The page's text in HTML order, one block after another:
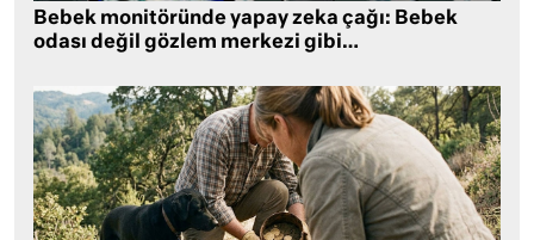
Bebek monitöründe yapay zeka çağı: Bebek
odası değil gözlem merkezi gibi…